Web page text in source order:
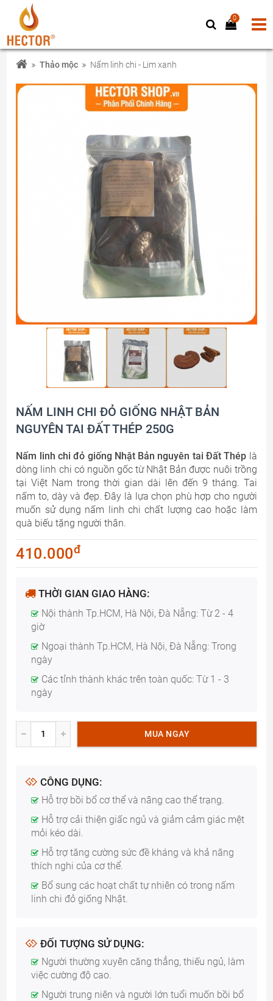
0
Thảo mộc Nấm linh chi - Lim xanh
NẤM LINH CHI ĐỎ GIỐNG NHẬT BẢN
NGUYÊN TAI ĐẤT THÉP 250G
Nấm linh chi đỏ giống Nhật Bản nguyên tai Đất Thép là
dòng linh chi có nguồn gốc từ Nhật Bản được nuôi trồng
tại Việt Nam trong thời gian dài lên đến 9 tháng. Tai
nấm to, dày và đẹp. Đây là lựa chọn phù hợp cho người
muốn sử dụng nấm linh chi chất lượng cao hoặc làm
quà biếu tặng người thân.
410.000đ
THỜI GIAN GIAO HÀNG:
Nội thành Tp.HCM, Hà Nội, Đà Nẵng: Từ 2 - 4
giờ
Ngoại thành Tp.HCM, Hà Nội, Đà Nẵng: Trong
ngày
Các tỉnh thành khác trên toàn quốc: Từ 1 - 3
ngày
MUA NGAY
CÔNG DỤNG:
Hỗ trợ bồi bổ cơ thể và nâng cao thể trạng.
Hỗ trợ cải thiện giấc ngủ và giảm cảm giác mệt
mỏi kéo dài.
Hỗ trợ tăng cường sức đề kháng và khả năng
thích nghi của cơ thể.
Bổ sung các hoạt chất tự nhiên có trong nấm
linh chi đỏ giống Nhật.
ĐỐI TƯỢNG SỬ DỤNG:
Người thường xuyên căng thẳng, thiếu ngủ, làm
việc cường độ cao.
Người trung niên và người lớn tuổi muốn bồi bổ